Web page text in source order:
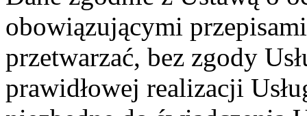
obowiązującymi
przetwarzać, bez zgody
prawidłowej realizacji